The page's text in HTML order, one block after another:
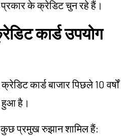
के क्रेडिट चुन रहे हैं।
कार्ड उपयोग
कार्ड बाजार पिछले 10 वर्षों
हुआ है।
कुछ प्रमुख रुझान शामिल हैं: